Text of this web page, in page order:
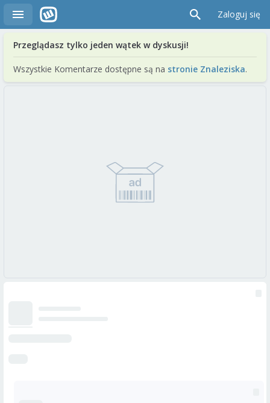
Zaloguj się
Przeglądasz tylko jeden wątek w dyskusji!
Wszystkie Komentarze dostępne są na stronie Znaleziska.